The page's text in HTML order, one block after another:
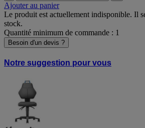
Ajouter au panier
Le produit est actuellement indisponible. Il
stock.
Quantité minimum de commande : 1
Besoin d'un devis ?
Notre suggestion pour vous